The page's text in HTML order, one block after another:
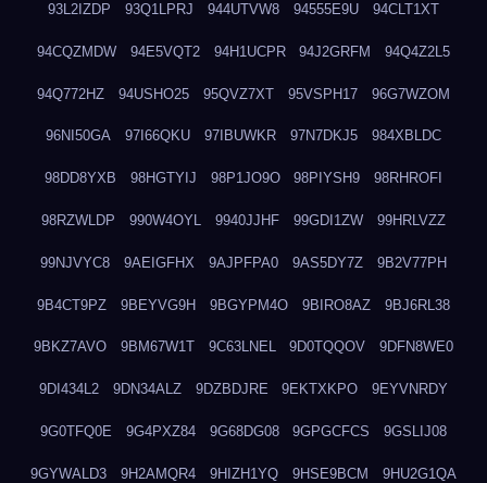
93L2IZDP 93Q1LPRJ 944UTVW8 94555E9U 94CLT1XT
94CQZMDW 94E5VQT2 94H1UCPR 94J2GRFM 94Q4Z2L5
94Q772HZ 94USHO25 95QVZ7XT 95VSPH17 96G7WZOM
96NI50GA 97I66QKU 97IBUWKR 97N7DKJ5 984XBLDC
98DD8YXB 98HGTYIJ 98P1JO9O 98PIYSH9 98RHROFI
98RZWLDP 990W4OYL 9940JJHF 99GDI1ZW 99HRLVZZ
99NJVYC8 9AEIGFHX 9AJPFPA0 9AS5DY7Z 9B2V77PH
9B4CT9PZ 9BEYVG9H 9BGYPM4O 9BIRO8AZ 9BJ6RL38
9BKZ7AVO 9BM67W1T 9C63LNEL 9D0TQQOV 9DFN8WE0
9DI434L2 9DN34ALZ 9DZBDJRE 9EKTXKPO 9EYVNRDY
9G0TFQ0E 9G4PXZ84 9G68DG08 9GPGCFCS 9GSLIJ08
9GYWALD3 9H2AMQR4 9HIZH1YQ 9HSE9BCM 9HU2G1QA